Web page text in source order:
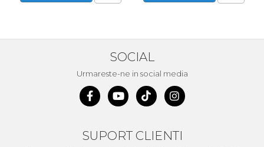
Multidetector
Pistol Spuma Poliuretanica
Termometru Infrarosu
tamplarie si alte domenii
SOCIAL
Urmareste-ne in social media
SUPORT CLIENTI